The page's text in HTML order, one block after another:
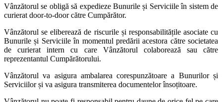
Vânzătorul se obligă să expedieze Bunurile și Serviciile în sistem de
curierat door-to-door către Cumpărător.
Vânzătorul se eliberează de riscurile și responsabilitățile asociate cu
Bunurile și Serviciile în momentul predării acestora către societatea
de curierat intern cu care Vânzătorul colaborează sau către
reprezentantul Cumpărătorului.
Vânzătorul va asigura ambalarea corespunzătoare a Bunurilor și
Serviciilor și va asigura transmiterea documentelor însoțitoare.